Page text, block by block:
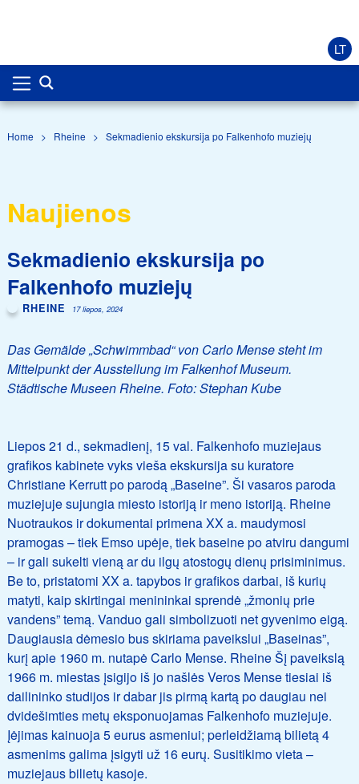
LT
Home > Rheine > Sekmadienio ekskursija po Falkenhofo muziejų
Naujienos
Sekmadienio ekskursija po
Falkenhofo muziejų
RHEINE 17 liepos, 2024
Das Gemälde „Schwimmbad“ von Carlo Mense steht im
Mittelpunkt der Ausstellung im Falkenhof Museum.
Städtische Museen Rheine. Foto: Stephan Kube
Liepos 21 d., sekmadienį, 15 val. Falkenhofo muziejaus
grafikos kabinete vyks vieša ekskursija su kuratore
Christiane Kerrutt po parodą „Baseine”. Ši vasaros paroda
muziejuje sujungia miesto istoriją ir meno istoriją. Rheine
Nuotraukos ir dokumentai primena XX a. maudymosi
pramogas – tiek Emso upėje, tiek baseine po atviru dangumi
– ir gali sukelti vieną ar du ilgų atostogų dienų prisiminimus.
Be to, pristatomi XX a. tapybos ir grafikos darbai, iš kurių
matyti, kaip skirtingai menininkai sprendė „žmonių prie
vandens” temą. Vanduo gali simbolizuoti net gyvenimo eigą.
Daugiausia dėmesio bus skiriama paveikslui „Baseinas”,
kurį apie 1960 m. nutapė Carlo Mense. Rheine Šį paveikslą
1966 m. miestas įsigijo iš jo našlės Veros Mense tiesiai iš
dailininko studijos ir dabar jis pirmą kartą po daugiau nei
dvidešimties metų eksponuojamas Falkenhofo muziejuje.
Įėjimas kainuoja 5 eurus asmeniui; perleidžiamą bilietą 4
asmenims galima įsigyti už 16 eurų. Susitikimo vieta –
muziejaus bilietų kasoje.